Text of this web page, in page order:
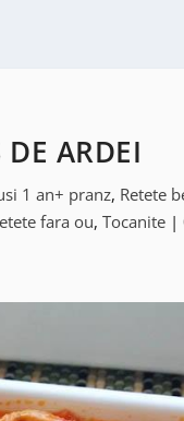
ARDEI
1 an+ pranz, Retete
fara ou,Tocanite |